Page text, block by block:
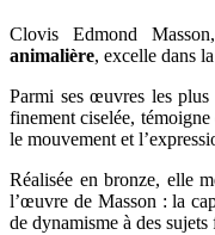
Clovis Edmond
animalière, excelle dans
Parmi ses œuvres les plus
finement ciselée, témoigne
le mouvement et
Réalisée en bronze, elle
l’œuvre de Masson : la
de dynamisme à des